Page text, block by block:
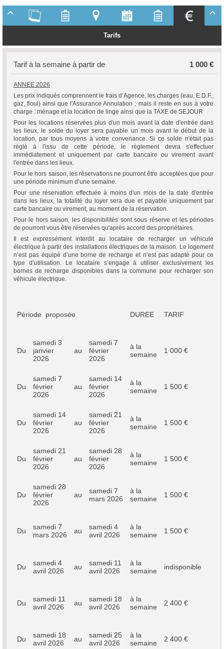
Tarifs
Tarif à la semaine à partir de 1 000 €
ANNEE 2026
Les prix indiqués comprennent le frais d’Agence, les charges (eau, E.D.F.,
gaz, fioul) ainsi que l'Assurance Annulation ; mais il reste en sus à votre
charge : ménage et la location de linge ainsi que la TAXE de SEJOUR
Pour les locations réservées plus d'un mois avant la date d'entrée dans
les lieux, le solde du loyer sera payable un mois avant le début de la
location, par tous moyens à votre convenance. Si ce solde n'était pas
réglé à l'issu de cette période, le règlement devra s'effectuer
immédiatement et uniquement par carte bancaire ou virement avant
l'entrée dans les lieux.
Pour le hors saison, les réservations ne pourront être acceptées que pour
une période minimum d’une semaine.
Pour une réservation effectuée à moins d'un mois de la date d'entrée
dans les lieux, la totalité du loyer sera due et payable uniquement par
carte bancaire ou virement, au moment de la réservation.
Pour le hors saison, les disponibilités sont sous réserve et les périodes
de pourront vous être réservées qu'après accord des propriétaires.
Il est expressément interdit au locataire de recharger un véhicule
électrique à partir des installations électriques de la maison. Le logement
n’est pas équipé d’une borne de recharge et n’est pas adapté pour ce
type d’utilisation. Le locataire s’engage à utiliser exclusivement les
bornes de recharge disponibles dans la commune pour recharger son
véhicule électrique.
Période proposée DUREE TARIF
Du
samedi 3
janvier
2026
au
samedi 7
février
2026
à la
semaine
1 000 €
Du
samedi 7
février
2026
au
samedi 14
février
2026
à la
semaine
1 500 €
Du
samedi 14
février
2026
au
samedi 21
février
2026
à la
semaine
1 500 €
Du
samedi 21
février
2026
au
samedi 28
février
2026
à la
semaine
1 500 €
Du
samedi 28
février
2026
au
samedi 7
mars 2026
à la
semaine
1 500 €
Du
samedi 7
mars 2026
au
samedi 4
avril 2026
à la
semaine
1 500 €
Du
samedi 4
avril 2026
au
samedi 11
avril 2026
à la
semaine
indisponible
Du
samedi 11
avril 2026
au
samedi 18
avril 2026
à la
semaine
2 400 €
Du
samedi 18
avril 2026
au
samedi 25
avril 2026
à la
semaine
2 400 €